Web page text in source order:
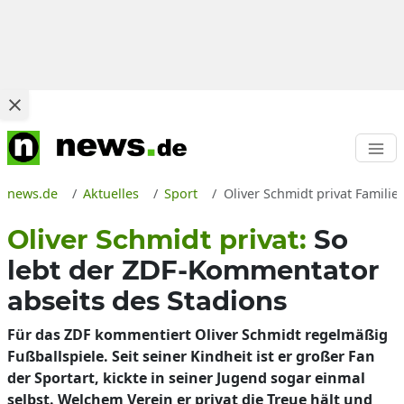
news.de Aktuelles Sport Oliver Schmidt privat
Oliver Schmidt privat: So
lebt der ZDF-Kommentator
abseits des Stadions
Für das ZDF kommentiert Oliver Schmidt regelmäßig
Fußballspiele. Seit seiner Kindheit ist er großer Fan
der Sportart, kickte in seiner Jugend sogar einmal
selbst. Welchem Verein er privat die Treue hält und